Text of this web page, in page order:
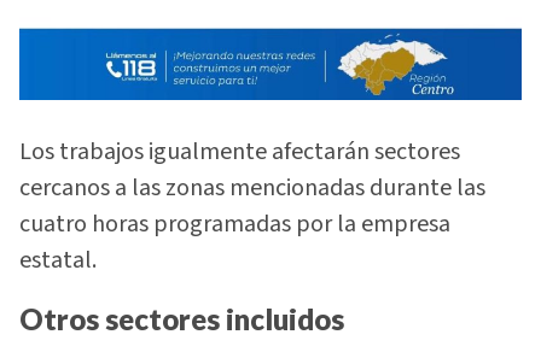
Los trabajos igualmente afectarán sectores
cercanos a las zonas mencionadas durante las
cuatro horas programadas por la empresa
estatal.
Otros sectores incluidos